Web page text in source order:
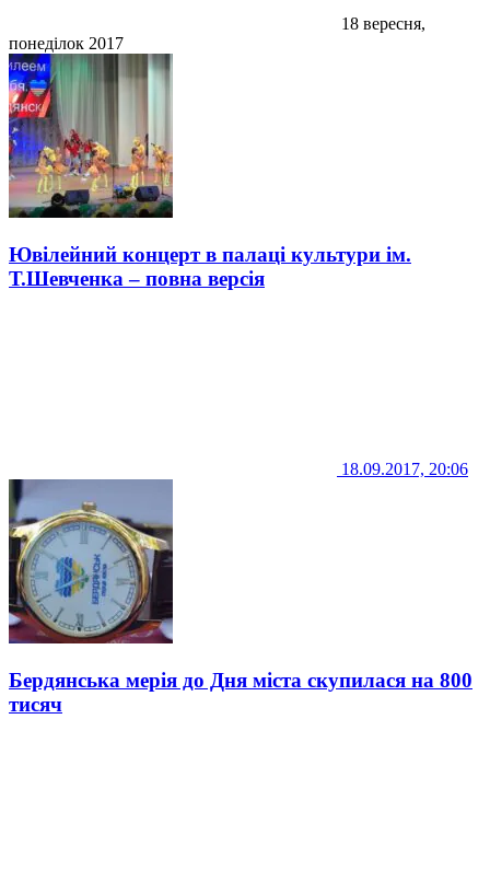
18 вересня,
понеділок 2017
Ювілейний концерт в палаці культури ім.
Т.Шевченка – повна версія
18.09.2017, 20:06
Бердянська мерія до Дня міста скупилася на 800
тисяч